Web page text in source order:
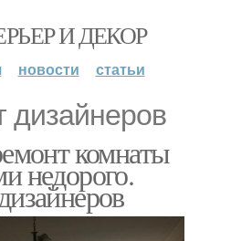
И ДЕКОР
новости статьи
дизайнеров
комнаты
недорого.